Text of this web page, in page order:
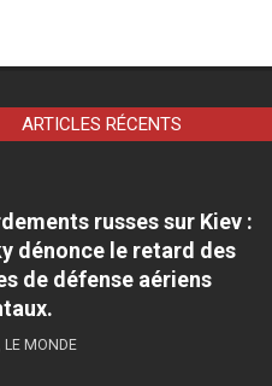
ARTICLES RÉCENTS
russes sur Kiev :
dénonce le retard des
de défense aériens
LE MONDE